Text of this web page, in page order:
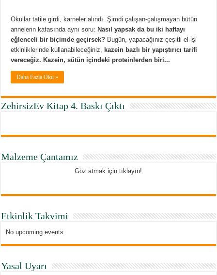
Okullar tatile girdi, karneler alındı. Şimdi çalışan-çalışmayan bütün
annelerin kafasında aynı soru: Nasıl yapsak da bu iki haftayı
eğlenceli bir biçimde geçirsek? Bugün, yapacağınız çeşitli el işi
etkinliklerinde kullanabileceğiniz,
kazein bazlı bir yapıştırıcı tarifi
vereceğiz. Kazein, sütün içindeki proteinlerden biri...
Daha Fazla Oku »
ZehirsizEv Kitap 4. Baskı Çıktı
Malzeme Çantamız
Göz atmak için tıklayın!
Etkinlik Takvimi
No upcoming events
Yasal Uyarı